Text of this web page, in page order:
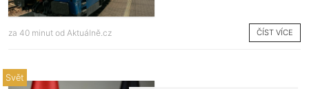
za 40 minut od Aktuálně.cz ČÍST VÍCE
Svět